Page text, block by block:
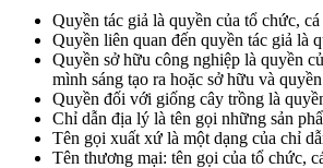
Quyền tác giả là quyền của tổ chức,
Quyền liên quan đến quyền tác giả là
Quyền sở hữu công nghiệp là quyền
mình sáng tạo ra hoặc sở hữu và
Quyền đối với giống cây trồng là
Chỉ dẫn địa lý là tên gọi những sản
Tên gọi xuất xứ là một dạng của chỉ
Tên thương mại: tên gọi của tổ chức,